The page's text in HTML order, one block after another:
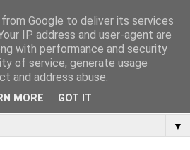
▼
Google to deliver its services
IP address and user-agent are
with performance and security
of service, generate usage
and address abuse.
MORE GOT IT